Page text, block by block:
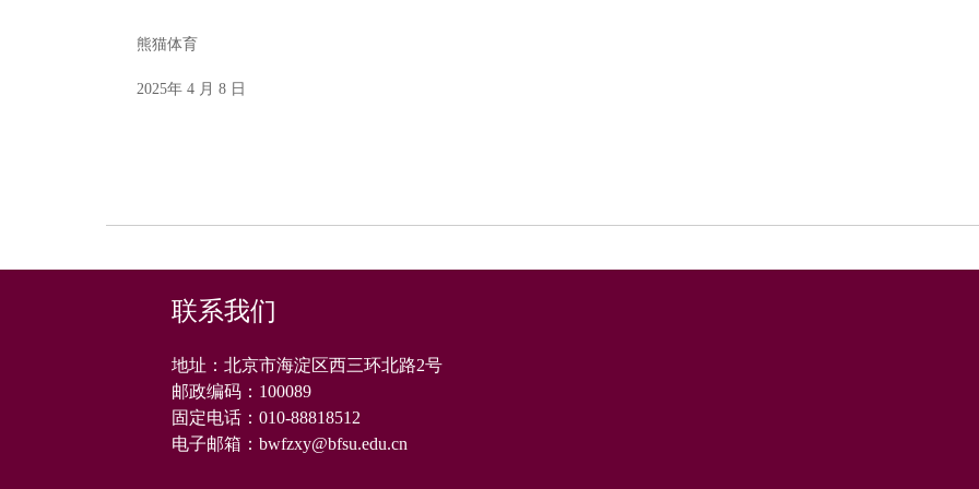
熊猫体育
2025年 4 月 8 日
联系我们
地址：北京市海淀区西三环北路2号
邮政编码： 100089
固定电话： 010-88818512
电子邮箱： bwfzxy@bfsu.edu.cn